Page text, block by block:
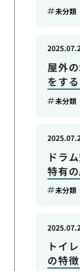
未分類
屋外
をする
未分類
ドラ
特有
未分類
トイ
の特徴